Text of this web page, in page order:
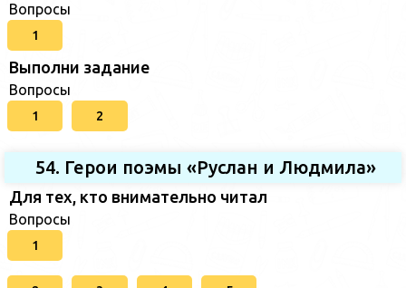
Вопросы
1
Выполни задание
Вопросы
1 2
54. Герои поэмы «Руслан и Людмила»
Для тех, кто внимательно читал
Вопросы
1